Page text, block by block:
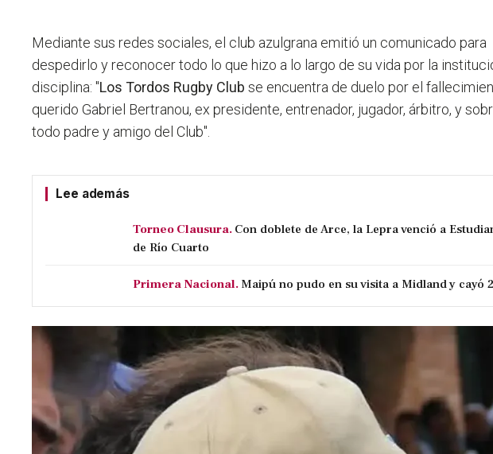
Mediante sus redes sociales, el club azulgrana emitió un comunicado para
despedirlo y reconocer todo lo que hizo a lo largo de su vida por la
disciplina: "Los Tordos Rugby Club se encuentra de duelo por el
querido Gabriel Bertranou, ex presidente, entrenador, jugador, árbitro, y
todo padre y amigo del Club".
Lee además
Torneo Clausura. Con doblete de Arce, la Lepra venció a
de Río Cuarto
Primera Nacional. Maipú no pudo en su visita a Midland y cayó